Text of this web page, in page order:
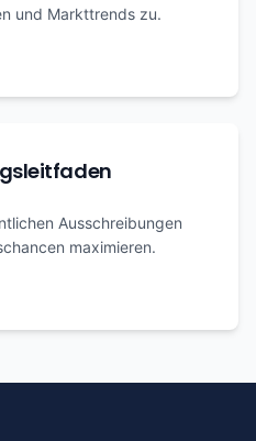
und Markttrends zu.
Ausschreibungen
maximieren.